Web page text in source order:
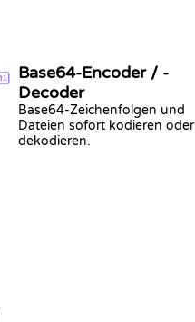
Base64-Encoder / -
Decoder
Base64-Zeichenfolgen und
Dateien sofort kodieren oder
dekodieren.